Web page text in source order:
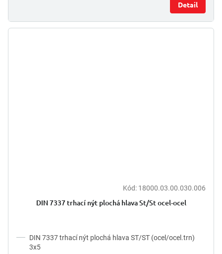
Detail
Kód: 18000.03.00.030.006
DIN 7337 trhací nýt plochá hlava St/St ocel-ocel
DIN 7337 trhací nýt plochá hlava ST/ST (ocel/ocel.trn)
3x5